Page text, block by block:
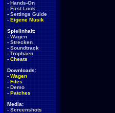
- Hands-On
- First Look
- Settings Guide
- Eigene Musik
Spielinhalt:
- Wagen
- Strecken
- Soundtrack
- Trophäen
- Cheats
Downloads:
- Wagen
- Files
- Demo
- Patches
Media:
- Screenshots